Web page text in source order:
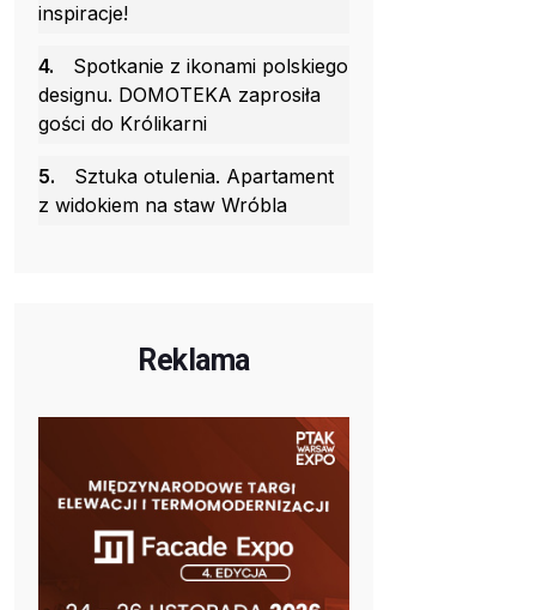
inspiracje!
4.
Spotkanie z ikonami polskiego
designu. DOMOTEKA zaprosiła
gości do Królikarni
5.
Sztuka otulenia. Apartament
z widokiem na staw Wróbla
Reklama